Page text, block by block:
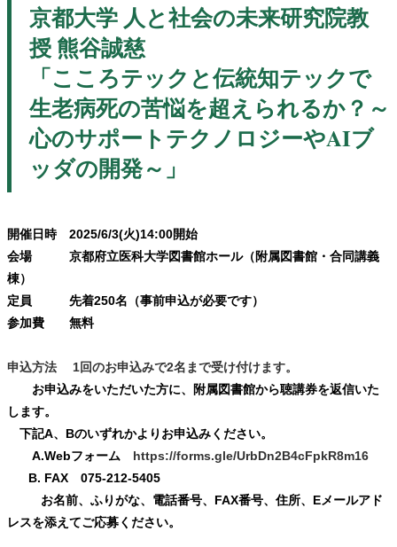
京都大学 人と社会の未来研究院教
授 熊谷誠慈
「こころテックと伝統知テックで
生老病死の苦悩を超えられるか？ ～
心のサポートテクノロジーやAIブ
ッダの開発～」
開催日時 2025/6/3(火)14:00開始
会場 京都府立医科大学図書館ホール（附属図書館・合同講義
棟）
定員 先着250名（事前申込が必要です）
参加費 無料
申込方法 1回のお申込みで2名まで受け付けます。
お申込みをいただいた方に、附属図書館から聴講券を返信いた
します。
下記A、Bのいずれかよりお申込みください。
A.Webフォーム https://forms.gle/UrbDn2B4cFpkR8m16
B. FAX 075-212-5405
お名前、ふりがな、電話番号、FAX番号、住所、Eメールアド
レスを添えてご応募ください。